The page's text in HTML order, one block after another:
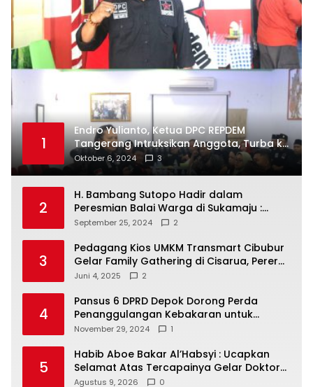
1
Endro Yulianto, Ketua DPC REPDEM
Tangerang Intruksikan Anggota, Turba ke
Masyarakat Dan Jalani Apa Yang di
Putuskan RAKERCABSUS
Oktober 6, 2024 3
2
H. Bambang Sutopo Hadir dalam
Peresmian Balai Warga di Sukamaju :
Wadah Baru untuk Kolaborasi dan
September 25, 2024 2
3
Pedagang Kios UMKM Transmart Cibubur
Gelar Family Gathering di Cisarua, Pererat
Silaturahmi dan Kekompakan
Juni 4, 2025 2
4
Pansus 6 DPRD Depok Dorong Perda
Penanggulangan Kebakaran untuk
Keselamatan Warga
November 29, 2024 1
5
Habib Aboe Bakar Al’Habsyi : Ucapkan
Selamat Atas Tercapainya Gelar Doktor
IPDA Dr. Rifky Al’Idrus
Agustus 9, 2026 0